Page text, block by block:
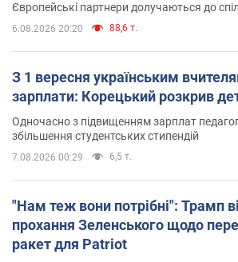
Європейські партнери долучаються до
6.08.2026 20:20 88,6 т.
З 1 вересня українським
зарплати: Корецький розкрив
Одночасно з підвищенням зарплат
збільшення студентських стипендій
7.08.2026 00:29 6,5 т.
"Нам теж вони потрібні": Трамп
прохання Зеленського щодо
ракет для Patriot